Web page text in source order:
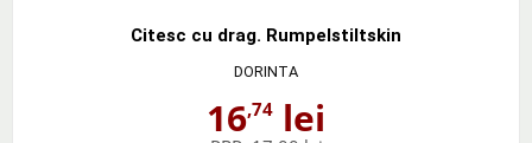
Citesc cu drag. Rumpelstiltskin
DORINTA
16,74 lei